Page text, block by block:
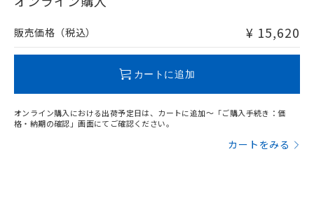
問い合わせください。
販売価格（税込） ¥ 15,620
カートに追加
オンライン購入における出荷予定日は、カートに追加～「ご購入手続き：価
格・納期の確認」画面にてご確認ください。
カートをみる